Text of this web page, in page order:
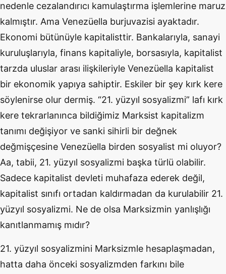
nedenle cezalandırıcı kamulaştırma işlemlerine maruz
kalmıştır. Ama Venezüella burjuvazisi ayaktadır.
Ekonomi bütünüyle kapitalisttir. Bankalarıyla, sanayi
kuruluşlarıyla, finans kapitaliyle, borsasıyla, kapitalist
tarzda uluslar arası ilişkileriyle Venezüella kapitalist
bir ekonomik yapıya sahiptir. Eskiler bir şey kırk kere
söylenirse olur dermiş. “21. yüzyıl sosyalizmi” lafı kırk
kere tekrarlanınca bildiğimiz Marksist kapitalizm
tanımı değişiyor ve sanki sihirli bir değnek
değmişçesine Venezüella birden sosyalist mi oluyor?
Aa, tabii, 21. yüzyıl sosyalizmi başka türlü olabilir.
Sadece kapitalist devleti muhafaza ederek değil,
kapitalist sınıfı ortadan kaldırmadan da kurulabilir 21.
yüzyıl sosyalizmi. Ne de olsa Marksizmin yanlışlığı
kanıtlanmamış mıdır?
21. yüzyıl sosyalizmini Marksizmle hesaplaşmadan,
hatta daha önceki sosyalizmden farkını bile